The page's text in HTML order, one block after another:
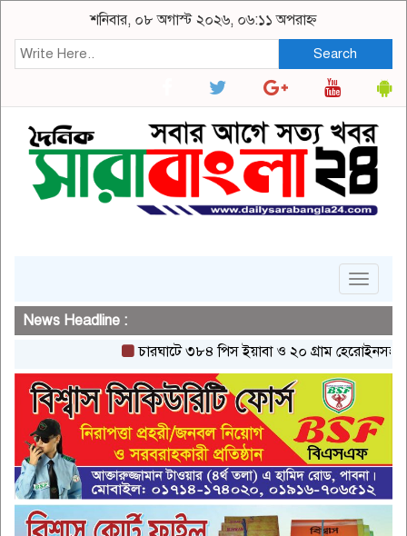
শনিবার, ০৮ অগাস্ট ২০২৬, ০৬:১১ অপরাহ্ন
Search
Toggle
News Headline :
চারঘাটে ৩৮৪ পিস ইয়াবা ও ২০ গ্রাম হেরোইনসহ একজন